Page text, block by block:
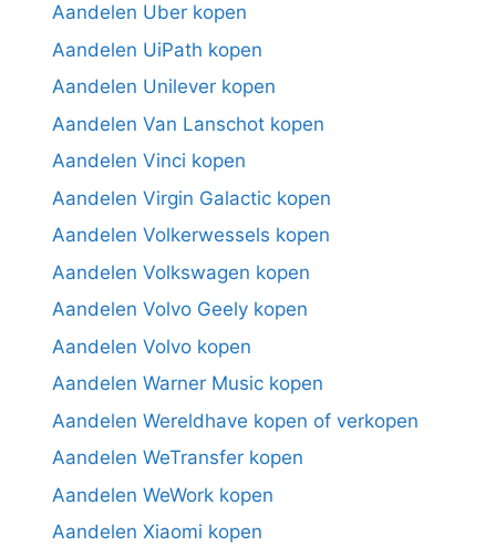
Aandelen Uber kopen
Aandelen UiPath kopen
Aandelen Unilever kopen
Aandelen Van Lanschot kopen
Aandelen Vinci kopen
Aandelen Virgin Galactic kopen
Aandelen Volkerwessels kopen
Aandelen Volkswagen kopen
Aandelen Volvo Geely kopen
Aandelen Volvo kopen
Aandelen Warner Music kopen
Aandelen Wereldhave kopen of verkopen
Aandelen WeTransfer kopen
Aandelen WeWork kopen
Aandelen Xiaomi kopen